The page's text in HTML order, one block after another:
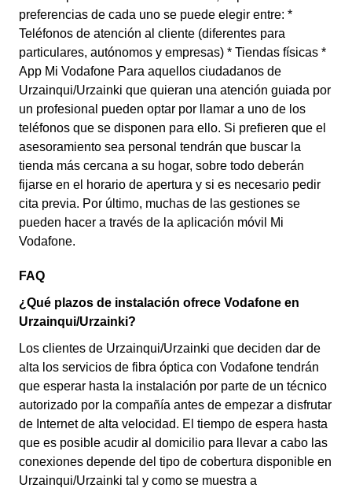
preferencias de cada uno se puede elegir entre: *
Teléfonos de atención al cliente (diferentes para
particulares, autónomos y empresas) * Tiendas físicas *
App Mi Vodafone Para aquellos ciudadanos de
Urzainqui/Urzainki que quieran una atención guiada por
un profesional pueden optar por llamar a uno de los
teléfonos que se disponen para ello. Si prefieren que el
asesoramiento sea personal tendrán que buscar la
tienda más cercana a su hogar, sobre todo deberán
fijarse en el horario de apertura y si es necesario pedir
cita previa. Por último, muchas de las gestiones se
pueden hacer a través de la aplicación móvil Mi
Vodafone.
FAQ
¿Qué plazos de instalación ofrece Vodafone en
Urzainqui/Urzainki?
Los clientes de Urzainqui/Urzainki que deciden dar de
alta los servicios de fibra óptica con Vodafone tendrán
que esperar hasta la instalación por parte de un técnico
autorizado por la compañía antes de empezar a disfrutar
de Internet de alta velocidad. El tiempo de espera hasta
que es posible acudir al domicilio para llevar a cabo las
conexiones depende del tipo de cobertura disponible en
Urzainqui/Urzainki tal y como se muestra a